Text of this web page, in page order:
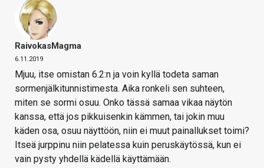
RaivokasMagma
6.11.2019
Mjuu, itse omistan 6.2:n ja voin kyllä todeta saman
sormenjälkitunnistimesta. Aika ronkeli sen suhteen,
miten se sormi osuu. Onko tässä samaa vikaa näytön
kanssa, että jos pikkuisenkin kämmen, tai jokin muu
käden osa, osuu näyttöön, niin ei muut painallukset toimi?
Itseä jurppinu niin pelatessa kuin peruskäytössä, kun ei
vain pysty yhdellä kädellä käyttämään.